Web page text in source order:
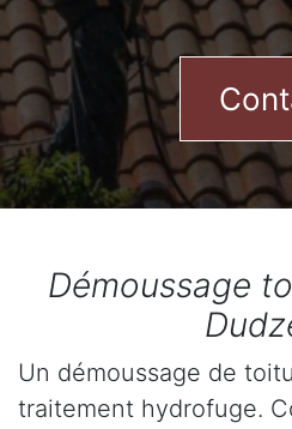
Démoussage
Un démoussage de
traitement hydrofuge.